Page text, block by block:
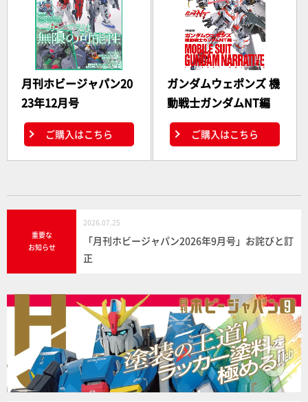
月刊ホビージャパン20
23年12月号
ご購入はこちら
ガンダムウェポンズ 機
動戦士ガンダムNT編
ご購入はこちら
重要な
お知らせ
2026.07.25
「月刊ホビージャパン2026年9月号」お詫びと訂
正